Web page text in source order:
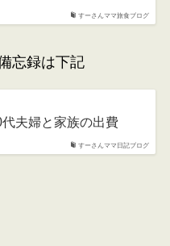
すーさんママ旅食ブログ
忘録は下記
すーさんママ日記ブログ
夫婦と家族の出費